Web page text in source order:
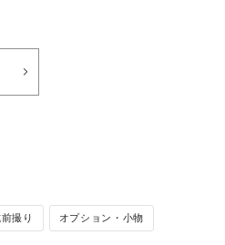
撮り オプション・小物